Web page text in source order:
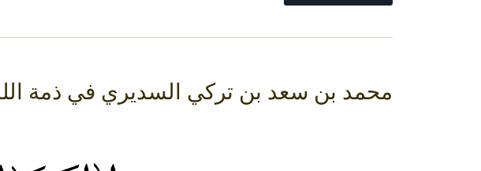
محمد بن سعد بن تركي السديري في ذمة